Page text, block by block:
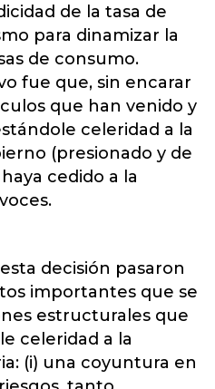
de la tasa de
para dinamizar la
de consumo.
fue que, sin encarar
que han venido y
celeridad a la
(presionado y de
cedido a la
decisión pasaron
importantes que se
estructurales que
celeridad a la
(i) una coyuntura en